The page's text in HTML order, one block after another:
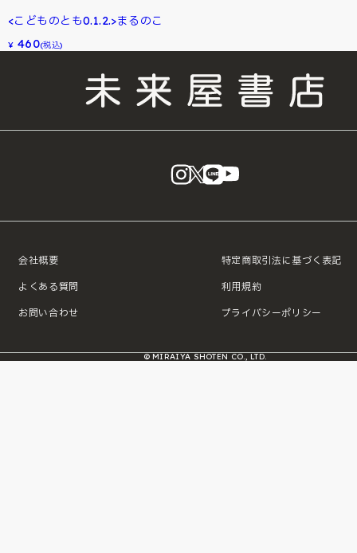
<こどものとも0.1.2.>まるのこ
¥ 460(税込)
instagram
X LINE
会社概要
よくある質問
お問い合わせ
特定商取引法に基づく表記
利用規約
プライバシーポリシー
© MIRAIYA SHOTEN CO., LTD.